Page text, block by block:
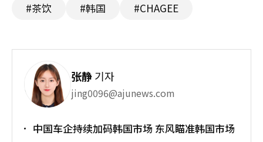
#茶饮 #韩国 #CHAGEE
张静기자
jing0096@ajunews.com
中国车企持续加码韩国市场 东风瞄准韩国市场